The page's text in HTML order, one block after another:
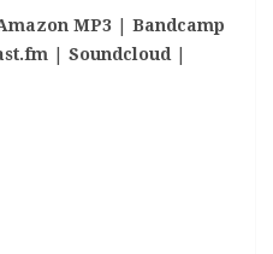
MP3
Bandcamp
Soundcloud